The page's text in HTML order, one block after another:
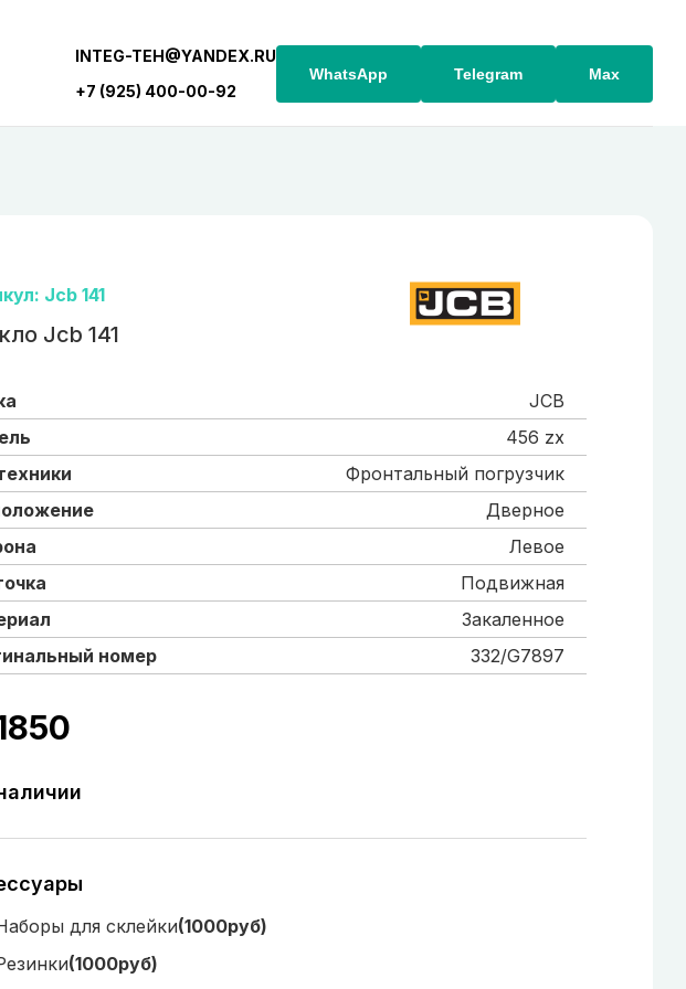
INTEG-TEH@YANDEX.RU
+7 (925) 400-00-92
WhatsApp Telegram Max
Jcb 141
Jcb 141
JCB
456 zx
Фронтальный погрузчик
Дверное
Левое
Подвижная
Закаленное
номер
332/G7897
для склейки(1000руб)
(1000руб)